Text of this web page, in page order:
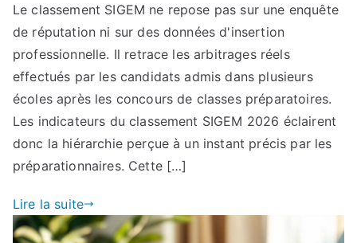
Le classement SIGEM ne repose pas sur une enquête
de réputation ni sur des données d'insertion
professionnelle. Il retrace les arbitrages réels
effectués par les candidats admis dans plusieurs
écoles après les concours de classes préparatoires.
Les indicateurs du classement SIGEM 2026 éclairent
donc la hiérarchie perçue à un instant précis par les
préparationnaires. Cette […]
Lire la suite